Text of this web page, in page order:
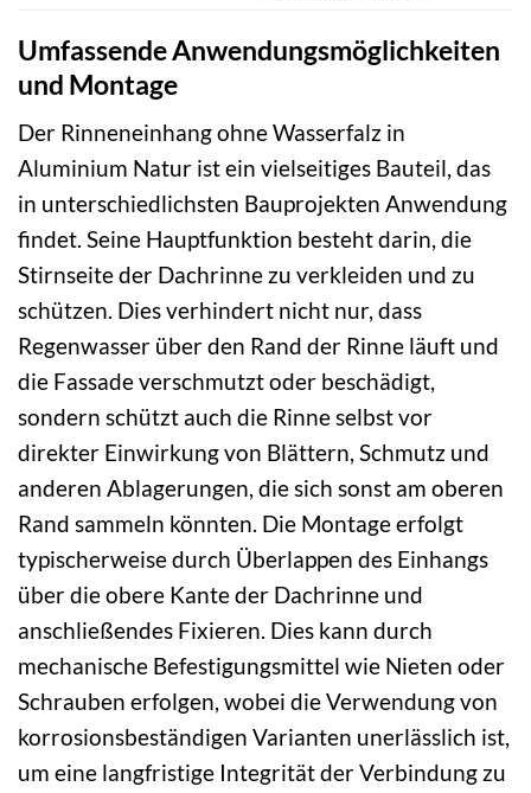
Umfassende Anwendungsmöglichkeiten
und Montage
Der Rinneneinhang ohne Wasserfalz in
Aluminium Natur ist ein vielseitiges Bauteil, das
in unterschiedlichsten Bauprojekten Anwendung
findet. Seine Hauptfunktion besteht darin, die
Stirnseite der Dachrinne zu verkleiden und zu
schützen. Dies verhindert nicht nur, dass
Regenwasser über den Rand der Rinne läuft und
die Fassade verschmutzt oder beschädigt,
sondern schützt auch die Rinne selbst vor
direkter Einwirkung von Blättern, Schmutz und
anderen Ablagerungen, die sich sonst am oberen
Rand sammeln könnten. Die Montage erfolgt
typischerweise durch Überlappen des Einhangs
über die obere Kante der Dachrinne und
anschließendes Fixieren. Dies kann durch
mechanische Befestigungsmittel wie Nieten oder
Schrauben erfolgen, wobei die Verwendung von
korrosionsbeständigen Varianten unerlässlich ist,
um eine langfristige Integrität der Verbindung zu